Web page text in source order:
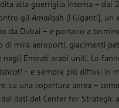
alla guerriglia interna – dal
gli Amaliqah [i Giganti], un
da Dubai – e portano a
di mira aeroporti, giacimenti
negli Emirati arabi uniti. Lo
– e sempre più diffusi in
su una copertura aerea –
dati del Center for Strategic